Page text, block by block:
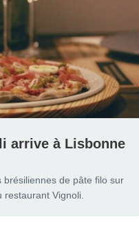
arrive à Lisbonne
brésiliennes de pâte filo sur
Vignoli.